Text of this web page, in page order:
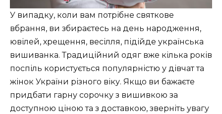
У випадку, коли вам потрібне святкове
вбрання, ви збираєтесь на день народження,
ювілей, хрещення, весілля, підійде українська
вишиванка. Традиційний одяг вже кілька років
поспіль користується популярністю у дівчат та
жінок України різного віку. Якщо ви бажаєте
придбати гарну сорочку з вишивкою за
доступною ціною та з доставкою, зверніть увагу